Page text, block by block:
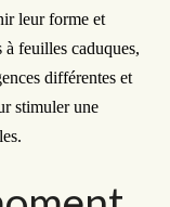
leur forme et
à feuilles caduques,
différentes et
stimuler une